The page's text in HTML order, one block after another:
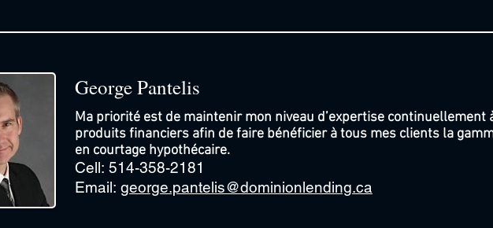
George Pantelis
Ma priorité est de maintenir mon niveau d’expertise continuellement
produits financiers afin de faire bénéficier à tous mes clients la
en courtage hypothécaire.
Cell: 514-358-2181
Email: george.pantelis@dominionlending.ca